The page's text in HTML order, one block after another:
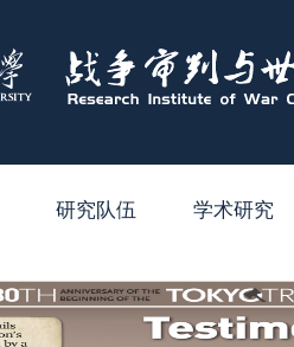
研究队伍
专职研究人员
学术研究
学术成果